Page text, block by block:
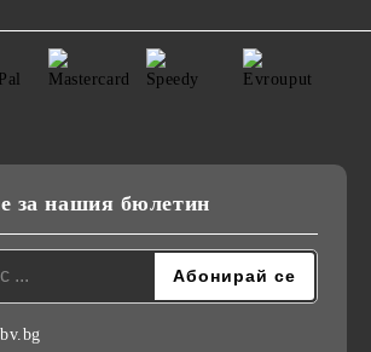
за нашия бюлетин